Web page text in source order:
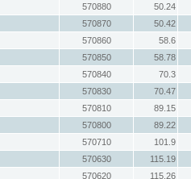
570880
50.24
570870
50.42
570860
58.6
570850
58.78
570840
70.3
570830
70.47
570810
89.15
570800
89.22
570710
101.9
570630
115.19
570620 115.26